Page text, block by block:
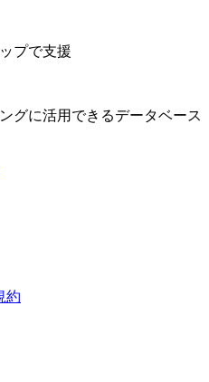
プで支援
グに活用できるデータベース
約